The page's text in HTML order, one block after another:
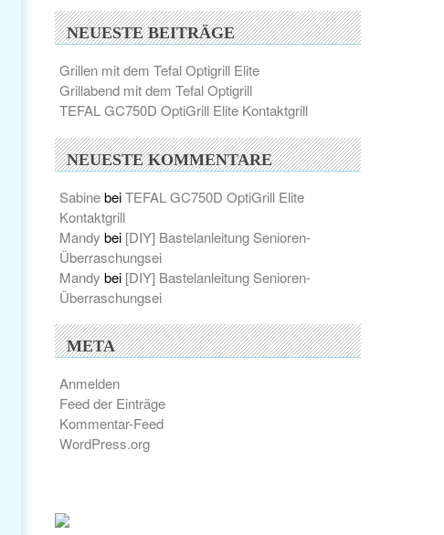
NEUESTE BEITRÄGE
Grillen mit dem Tefal Optigrill Elite
Grillabend mit dem Tefal Optigrill
TEFAL GC750D OptiGrill Elite Kontaktgrill
NEUESTE KOMMENTARE
SabinebeiTEFAL GC750D OptiGrill Elite
Kontaktgrill
Mandy bei [DIY] Bastelanleitung Senioren-
Überraschungsei
Mandy bei [DIY] Bastelanleitung Senioren-
Überraschungsei
META
Anmelden
Feed der Einträge
Kommentar-Feed
WordPress.org